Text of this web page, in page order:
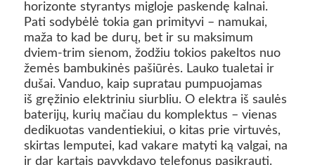
horizonte styrantys migloje paskendę kalnai.
Pati sodybėlė tokia gan primityvi – namukai,
maža to kad be durų, bet ir su maksimum
dviem-trim sienom, žodžiu tokios pakeltos nuo
žemės bambukinės pašiūrės. Lauko tualetai ir
dušai. Vanduo, kaip supratau pumpuojamas
iš gręžinio elektriniu siurbliu. O elektra iš saulės
baterijų, kurių mačiau du komplektus – vienas
dedikuotas vandentiekiui, o kitas prie virtuvės,
skirtas lemputei, kad vakare matyti ką valgai, na
ir dar kartais pavykdavo telefonus pasikrauti.